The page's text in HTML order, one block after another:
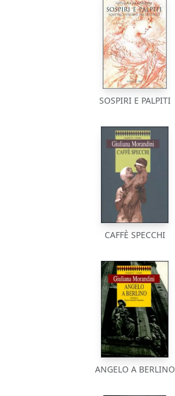
SOSPIRI E PALPITI
CAFFÈ SPECCHI
ANGELO A BERLINO